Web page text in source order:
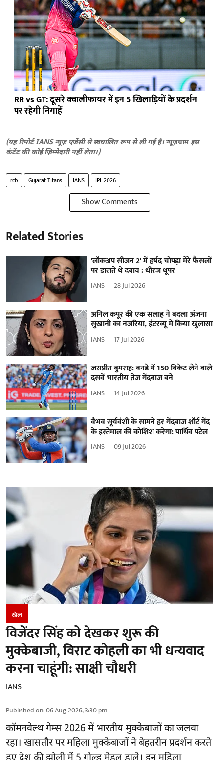
RR vs GT: दूसरे क्वालीफायर में इन 5 खिलाड़ियों के प्रदर्शन
पर रहेगी निगाहें
(यह रिपोर्ट IANS न्यूज़ एजेंसी से स्वचालित रूप से ली गई है।न्यूज़ग्राम इस
कंटेंट की कोई ज़िम्मेदारी नहीं लेता।)
rcb Gujarat Titans IANS IPL 2026
Show Comments
Related Stories
'लॉकअप सीजन 2' में हर्षद चोपड़ा मेरे फैसलों
पर डालते थे दबाव : धीरज धूपर
IANS 28 Jul 2026
अनिल कपूर की एक सलाह ने बदला अंजना
सुखानी का नजरिया, इंटरव्यू में किया खुलासा
IANS 17 Jul 2026
जसप्रीत बुमराह: वनडे में 150 विकेट लेने वाले
दसवें भारतीय तेज गेंदबाज बने
IANS 14 Jul 2026
वैभव सूर्यवंशी के सामने हर गेंदबाज शॉर्ट गेंद
के इस्तेमाल की कोशिश करेगा: पार्थिव पटेल
IANS 09 Jul 2026
खेल
विजेंदर सिंह को देखकर शुरू की
मुक्केबाजी, विराट कोहली का भी धन्यवाद
करना चाहूंगी: साक्षी चौधरी
IANS
Published on:06 Aug 2026, 3:30 pm
कॉमनवेल्थ गेम्स 2026 में भारतीय मुक्केबाजों का जलवा
रहा। खासतौर पर महिला मुक्केबाजों ने बेहतरीन प्रदर्शन करते